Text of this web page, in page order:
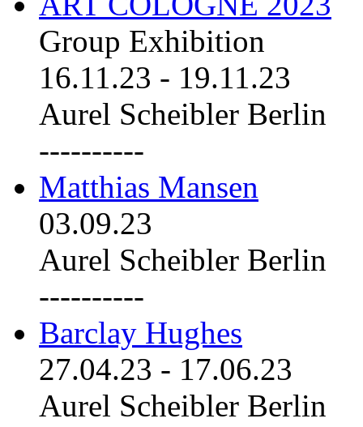
Group Exhibition
16.11.23 - 19.11.23
Aurel Scheibler Berlin
----------
Matthias Mansen
03.09.23
Aurel Scheibler Berlin
----------
Barclay Hughes
27.04.23 - 17.06.23
Aurel Scheibler Berlin